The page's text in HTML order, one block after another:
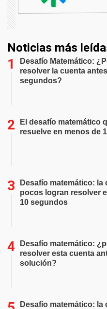
Noticias más
Desafío Matemático:
resolver la cuenta
segundos?
El desafío matemático
resuelve en menos de
Desafío matemático: la
pocos logran resolver
10 segundos
Desafío matemático:
resolver esta cuenta
solución?
Desafío matemático: la